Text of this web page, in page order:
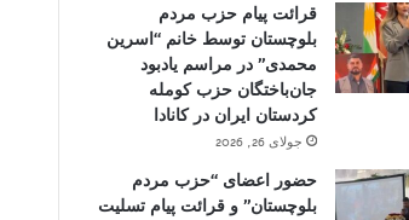
قرائت پیام حزب مردم
بلوچستان توسط خانم “اسرین
محمدی” در مراسم یادبود
جان‌باختگان حزب کومله
کردستان ایران در کانادا
جولای 26, 2026
حضور اعضای “حزب مردم
بلوچستان” و قرائت پیام تسلیت